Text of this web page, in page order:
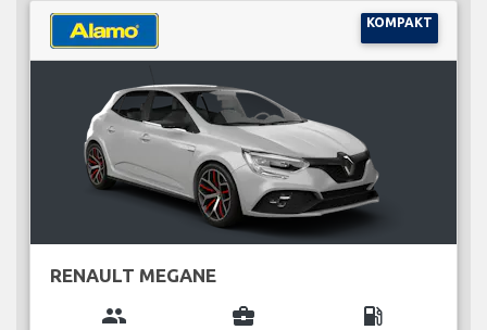
KOMPAKT
RENAULT MEGANE
group business_center local_gas_station